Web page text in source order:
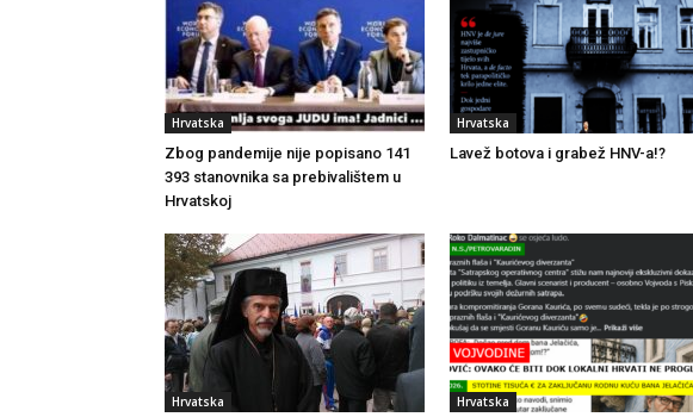
Hrvatska
Zbog pandemije nije popisano 141
393 stanovnika sa prebivalištem u
Hrvatskoj
Hrvatska
Lavež botova i grabež HNV-a!?
Hrvatska Hrvatska